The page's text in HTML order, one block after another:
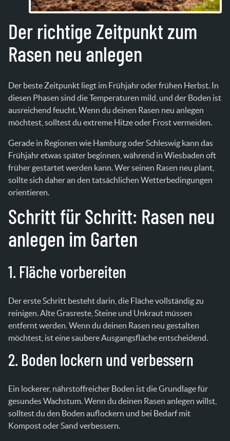
Der richtige Zeitpunkt zum
Rasen neu anlegen
Der beste Zeitpunkt liegt im Frühjahr oder frühen Herbst. In
diesen Phasen sind die Temperaturen mild, und der Boden ist
ausreichend feucht. Wenn du deinen Rasen neu anlegen
möchtest, solltest du extreme Hitze oder Frost vermeiden.
Gerade in Regionen wie Hamburg oder Schleswig kann das
Frühjahr etwas später beginnen, während in Wiesbaden oft
früher gestartet werden kann. Wer seinen Rasen neu plant,
sollte sich daher an den tatsächlichen Wetterbedingungen
orientieren.
Schritt für Schritt: Rasen neu
anlegen im Garten
1. Fläche vorbereiten
Der erste Schritt besteht darin, die Fläche vollständig zu
reinigen. Alte Grasreste, Steine und Unkraut müssen
entfernt werden. Wenn du deinen Rasen neu gestalten
möchtest, ist eine saubere Ausgangsfläche entscheidend.
2. Boden lockern und verbessern
Ein lockerer, nährstoffreicher Boden ist die Grundlage für
gesundes Wachstum. Wenn du deinen Rasen anlegen willst,
solltest du den Boden auflockern und bei Bedarf mit
Kompost oder Sand verbessern.